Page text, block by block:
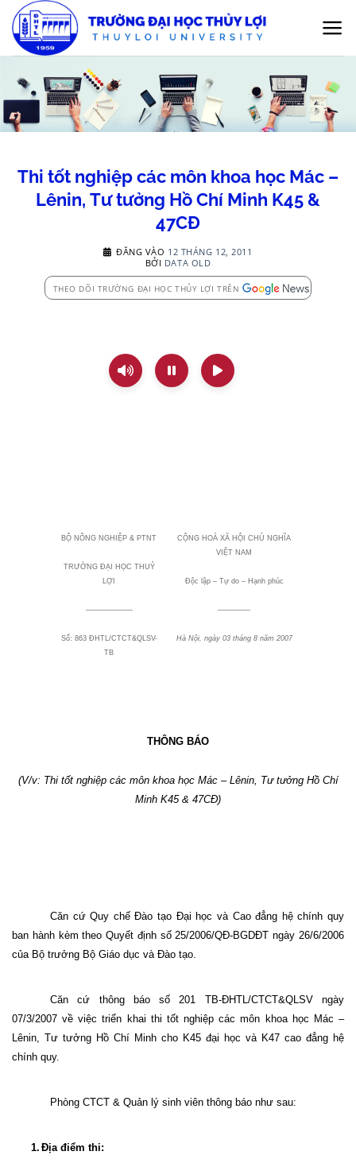
qua
nội
Thi tốt nghiệp các môn khoa học Mác –
Lênin, Tư tưởng Hồ Chí Minh K45 &
47CĐ
ĐĂNG VÀO 12 THÁNG 12, 2011
BỞI DATA OLD
THEO DÕI TRƯỜNG ĐẠI HỌC THỦY LỢI TRÊN
BỘ NÔNG NGHIỆP & PTNT
TRƯỜNG ĐẠI HỌC THUỶ
LỢI
——————–
Số: 863 ĐHTL/CTCT&QLSV-
TB
CỘNG HOÀ XÃ HỘI CHỦ NGHĨA
VIỆT NAM
Độc lập – Tự do – Hạnh phúc
————–
Hà Nội, ngày 03 tháng 8 năm 2007
THÔNG BÁO
(V/v: Thi tốt nghiệp các môn khoa học Mác – Lênin, Tư tưởng Hồ Chí
Minh K45 & 47CĐ)
Căn cứ Quy chế Đào tạo Đại học và Cao đẳng hệ chính quy
ban hành kèm theo Quyết định số 25/2006/QĐ-BGDĐT ngày 26/6/2006
của Bộ trưởng Bộ Giáo dục và Đào tạo.
Căn cứ thông báo số 201 TB-ĐHTL/CTCT&QLSV ngày
07/3/2007 về việc triển khai thi tốt nghiệp các môn khoa học Mác –
Lênin, Tư tưởng Hồ Chí Minh cho K45 đại học và K47 cao đẳng hệ
chính quy.
Phòng CTCT & Quản lý sinh viên thông báo như sau:
1. Địa điểm thi: